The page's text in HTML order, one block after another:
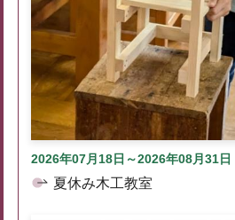
2026年07月18日～2026年08月31日
夏休み木工教室